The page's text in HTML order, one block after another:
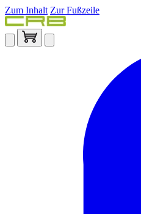
Zum Inhalt Zur Fußzeile